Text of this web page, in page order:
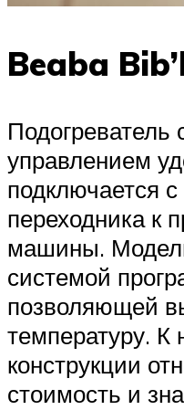
Beaba
Подогреватель
управлением
подключается
переходника к
машины.
системой
позволяющей
температуру. К
конструкции
стоимость и